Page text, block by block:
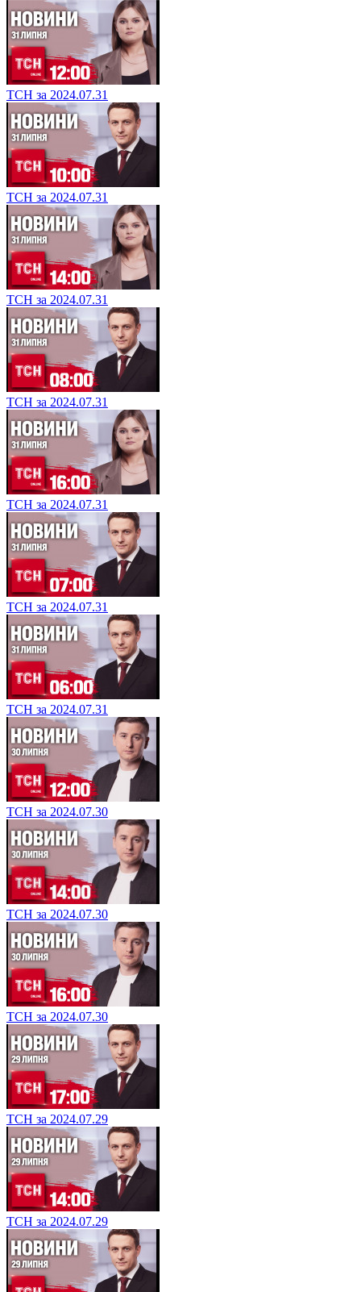
ТСН за 2024.07.31
ТСН за 2024.07.31
ТСН за 2024.07.31
ТСН за 2024.07.31
ТСН за 2024.07.31
ТСН за 2024.07.31
ТСН за 2024.07.31
ТСН за 2024.07.30
ТСН за 2024.07.30
ТСН за 2024.07.30
ТСН за 2024.07.29
ТСН за 2024.07.29